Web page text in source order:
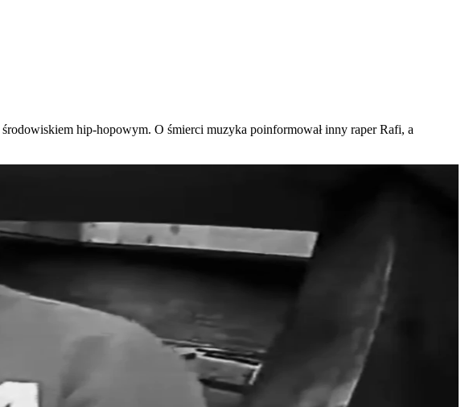
hip-hopowym. O śmierci muzyka poinformował inny raper Rafi, a